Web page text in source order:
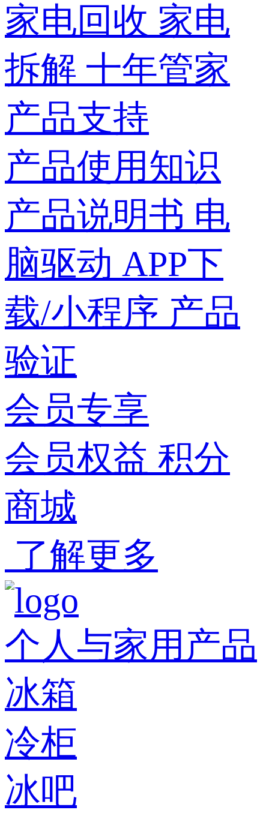
家电回收 家电
拆解 十年管家
产品支持
产品使用知识
产品说明书 电
脑驱动 APP下
载/小程序 产品
验证
会员专享
会员权益 积分
商城
了解更多
个人与家用产品
冰箱
冷柜
冰吧